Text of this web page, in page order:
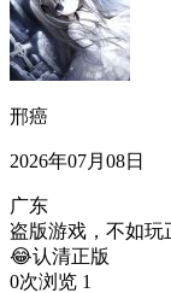
邢癌
2026年07月08日
广东
盗版游戏，不如
😂认清正版
0次浏览 1